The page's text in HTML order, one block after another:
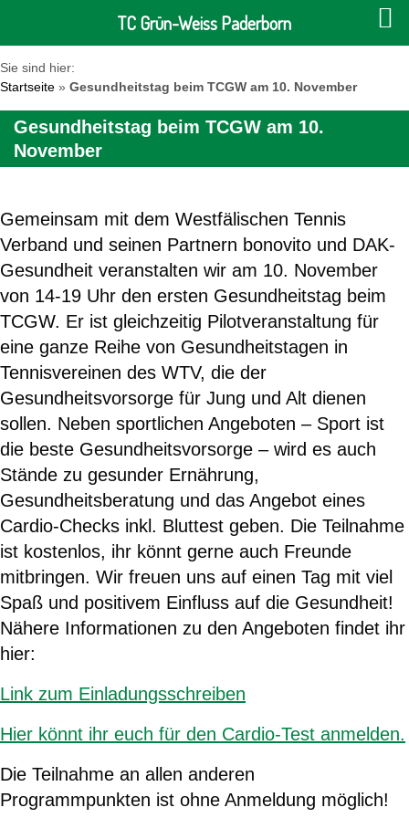
Sie sind hier:
Startseite » Gesundheitstag beim TCGW am 10. November
Gesundheitstag beim TCGW am 10.
November
Gemeinsam mit dem Westfälischen Tennis
Verband und seinen Partnern bonovito und DAK-
Gesundheit veranstalten wir am 10. November
von 14-19 Uhr den ersten Gesundheitstag beim
TCGW. Er ist gleichzeitig Pilotveranstaltung für
eine ganze Reihe von Gesundheitstagen in
Tennisvereinen des WTV, die der
Gesundheitsvorsorge für Jung und Alt dienen
sollen. Neben sportlichen Angeboten – Sport ist
die beste Gesundheitsvorsorge – wird es auch
Stände zu gesunder Ernährung,
Gesundheitsberatung und das Angebot eines
Cardio-Checks inkl. Bluttest geben. Die Teilnahme
ist kostenlos, ihr könnt gerne auch Freunde
mitbringen. Wir freuen uns auf einen Tag mit viel
Spaß und positivem Einfluss auf die Gesundheit!
Nähere Informationen zu den Angeboten findet ihr
hier:
Link zum Einladungsschreiben
Hier könnt ihr euch für den Cardio-Test anmelden.
Die Teilnahme an allen anderen
Programmpunkten ist ohne Anmeldung möglich!
TC Grün-Weiss Paderborn